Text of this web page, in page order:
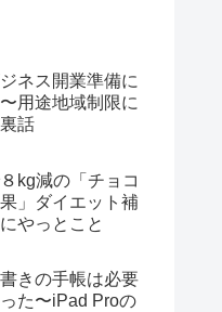
ネス開業準備に
用途地域制限に
話
kg減の「チョコ
」ダイエット補
やっとこと
きの手帳は必要
た〜iPad Proの